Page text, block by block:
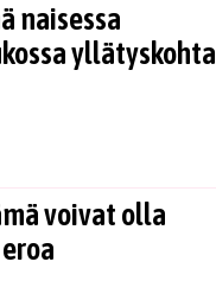
naisessa
yllätyskohta
voivat olla